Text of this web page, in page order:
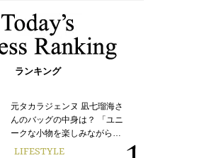
ランキング
元タカラジェンヌ 凪七瑠海さ
んのバッグの中身は？ 「ユニ
ークな小物を楽しみながら…
LIFESTYLE